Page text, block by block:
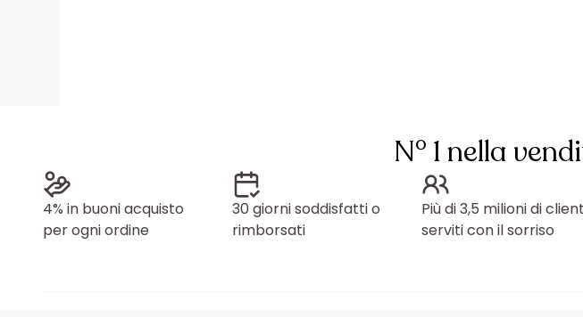
N° 1 nella
4% in buoni acquisto
per ogni ordine
30 giorni soddisfatti o
rimborsati
Più di 3,5 milioni di
serviti con il sorriso